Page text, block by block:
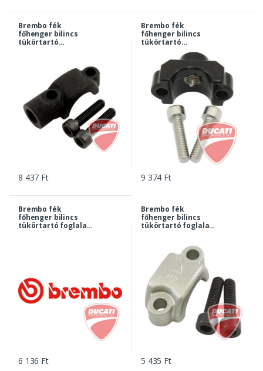
Brembo fék
főhenger bilincs
tükörtartó
menet | 10437213
8 437 Ft
Brembo fék
főhenger bilincs
tükörtartó
foglalattal, PS11
fekete - Ducati 1000,
1100 Mutlistrada... |
10437221
9 374 Ft
Brembo fék
főhenger bilincs
tükörtartó foglalat
6 136 Ft
Brembo fék
főhenger bilincs
tükörtartó foglalat
5 435 Ft